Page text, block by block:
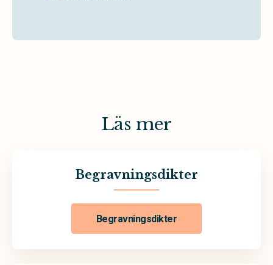
Läs mer
Begravningsdikter
Begravningsdikter